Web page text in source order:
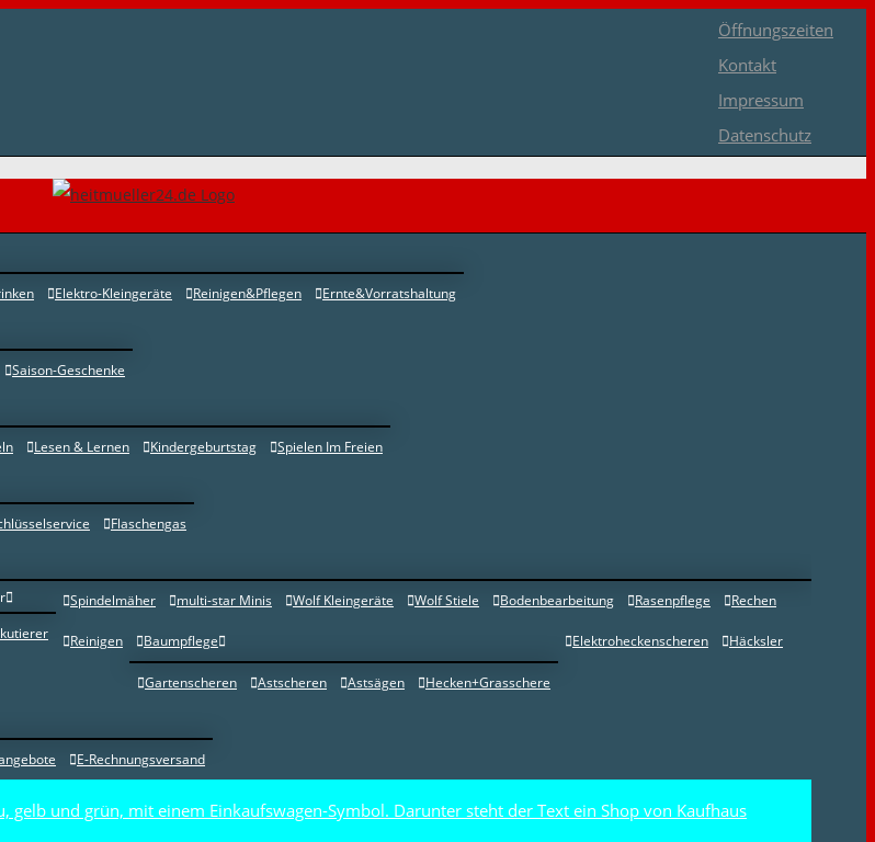
Öffnungszeiten
Kontakt
Impressum
Datenschutz
Elektro-Kleingeräte Reinigen&Pflegen Ernte&Vorratshaltung
Saison-Geschenke
Lesen & Lernen Kindergeburtstag Spielen Im Freien
Flaschengas
Spindelmäher multi-star Minis Wolf Kleingeräte Wolf Stiele Bodenbearbeitung Rasenpflege Rechen
Reinigen Baumpflege
Gartenscheren Astscheren Astsägen Hecken+Grasschere
Elektroheckenscheren Häcksler
E-Rechnungsversand